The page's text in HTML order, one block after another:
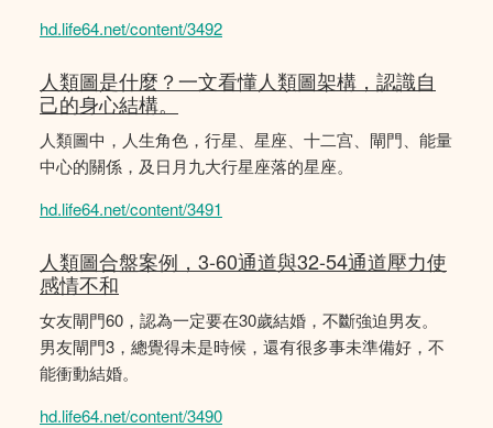
hd.life64.net/content/3492
人類圖是什麼？一文看懂人類圖架構，認識自
己的身心結構。
人類圖中，人生角色，行星、星座、十二宫、閘門、能量
中心的關係，及日月九大行星座落的星座。
hd.life64.net/content/3491
人類圖合盤案例，3-60通道與32-54通道壓力使
感情不和
女友閘門60，認為一定要在30歲結婚，不斷強迫男友。
男友閘門3，總覺得未是時候，還有很多事未準備好，不
能衝動結婚。
hd.life64.net/content/3490